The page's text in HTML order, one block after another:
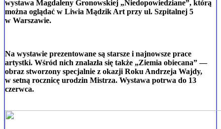
wystawa Magdaleny Gronowskiej „Niedopowiedziane”, którą
można oglądać w Liwia Mądzik Art przy ul. Szpitalnej 5
w Warszawie.
Na wystawie prezentowane są starsze i najnowsze prace
artystki. Wśród nich znalazła się także „Ziemia obiecana” —
obraz stworzony specjalnie z okazji Roku Andrzeja Wajdy,
w setną rocznicę urodzin Mistrza. Wystawa potrwa do 13
czerwca.